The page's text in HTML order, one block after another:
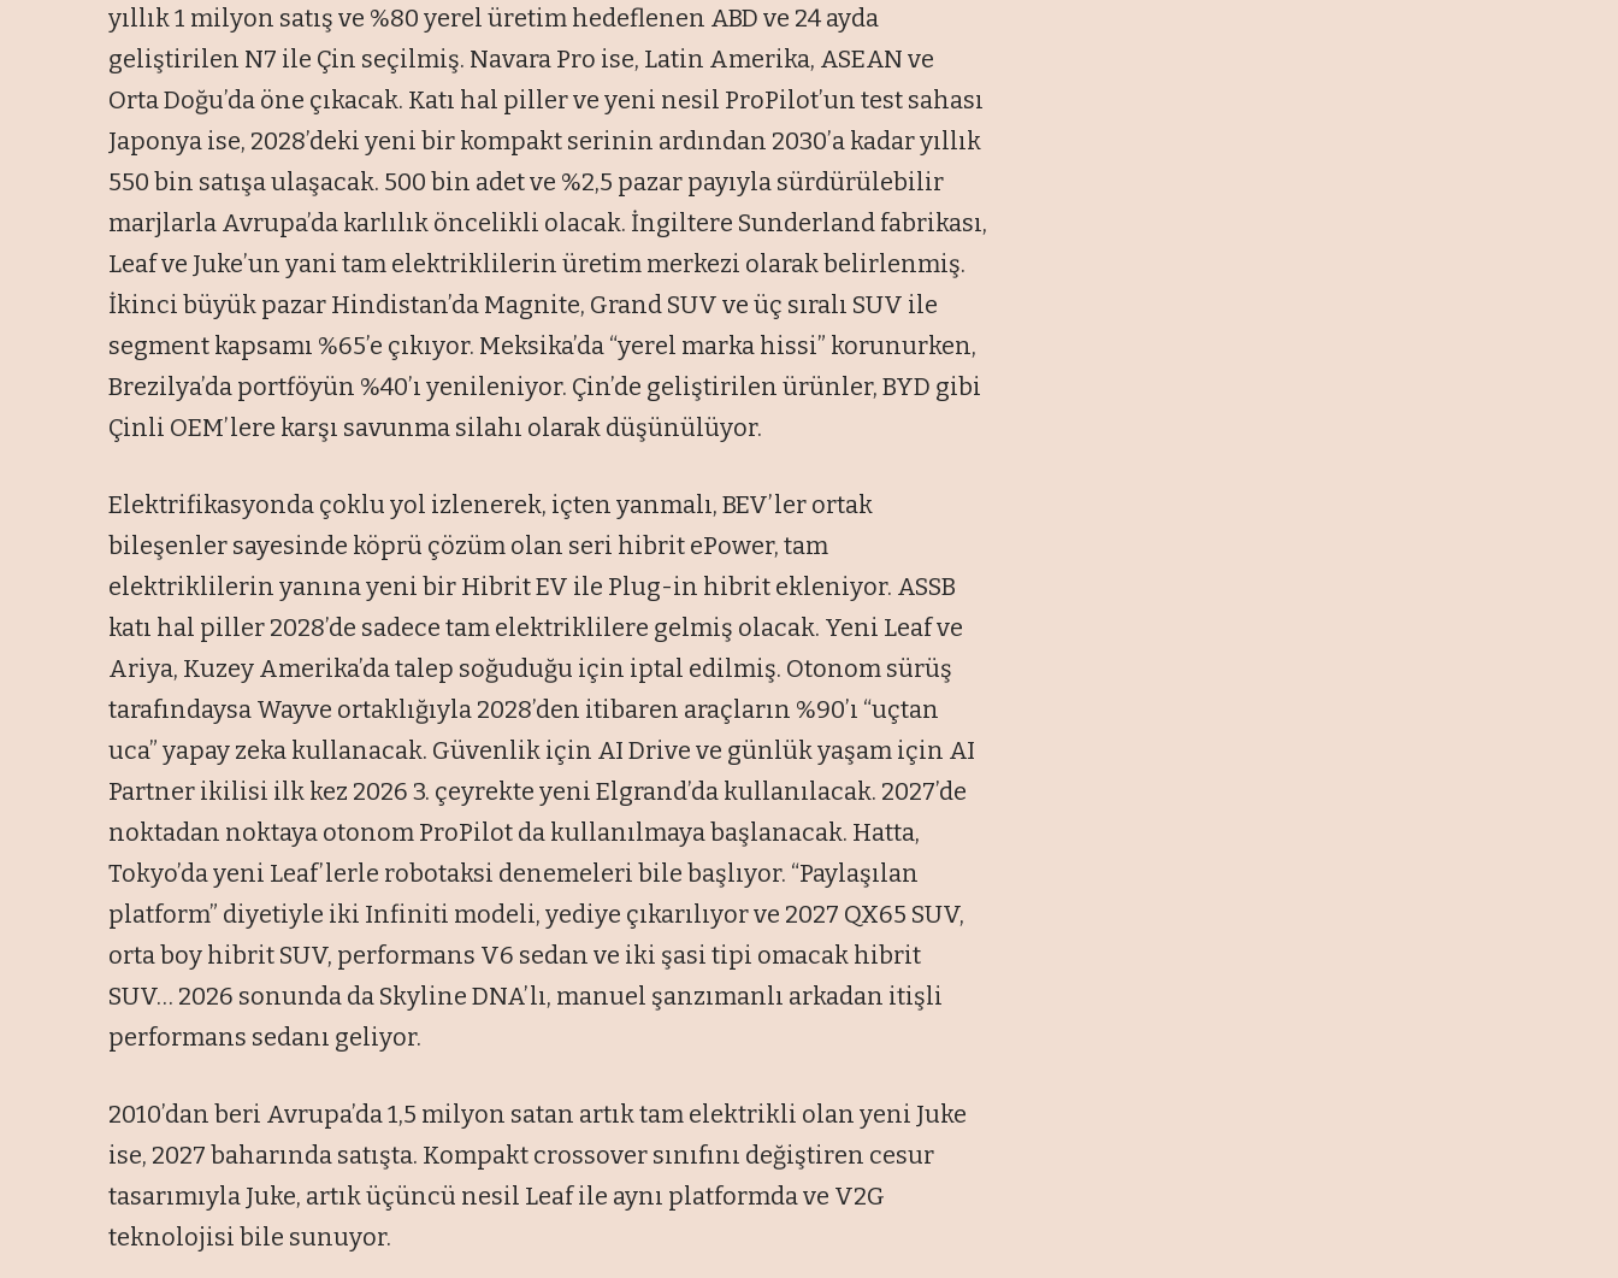
yıllık 1 milyon satış ve %80 yerel üretim hedeflenen ABD ve 24 ayda
geliştirilen N7 ile Çin seçilmiş. Navara Pro ise, Latin Amerika, ASEAN ve
Orta Doğu’da öne çıkacak. Katı hal piller ve yeni nesil ProPilot’un test sahası
Japonya ise, 2028’deki yeni bir kompakt serinin ardından 2030’a kadar yıllık
550 bin satışa ulaşacak. 500 bin adet ve %2,5 pazar payıyla sürdürülebilir
marjlarla Avrupa’da karlılık öncelikli olacak. İngiltere Sunderland fabrikası,
Leaf ve Juke’un yani tam elektriklilerin üretim merkezi olarak belirlenmiş.
İkinci büyük pazar Hindistan’da Magnite, Grand SUV ve üç sıralı SUV ile
segment kapsamı %65’e çıkıyor. Meksika’da “yerel marka hissi” korunurken,
Brezilya’da portföyün %40’ı yenileniyor. Çin’de geliştirilen ürünler, BYD gibi
Çinli OEM’lere karşı savunma silahı olarak düşünülüyor.
Elektrifikasyonda çoklu yol izlenerek, içten yanmalı, BEV’ler ortak
bileşenler sayesinde köprü çözüm olan seri hibrit ePower, tam
elektriklilerin yanına yeni bir Hibrit EV ile Plug-in hibrit ekleniyor. ASSB
katı hal piller 2028’de sadece tam elektriklilere gelmiş olacak. Yeni Leaf ve
Ariya, Kuzey Amerika’da talep soğuduğu için iptal edilmiş. Otonom sürüş
tarafındaysa Wayve ortaklığıyla 2028’den itibaren araçların %90’ı “uçtan
uca” yapay zeka kullanacak. Güvenlik için AI Drive ve günlük yaşam için AI
Partner ikilisi ilk kez 2026 3. çeyrekte yeni Elgrand’da kullanılacak. 2027’de
noktadan noktaya otonom ProPilot da kullanılmaya başlanacak. Hatta,
Tokyo’da yeni Leaf’lerle robotaksi denemeleri bile başlıyor. “Paylaşılan
platform” diyetiyle iki Infiniti modeli, yediye çıkarılıyor ve 2027 QX65 SUV,
orta boy hibrit SUV, performans V6 sedan ve iki şasi tipi omacak hibrit
SUV… 2026 sonunda da Skyline DNA’lı, manuel şanzımanlı arkadan itişli
performans sedanı geliyor.
2010’dan beri Avrupa’da 1,5 milyon satan artık tam elektrikli olan yeni Juke
ise, 2027 baharında satışta. Kompakt crossover sınıfını değiştiren cesur
tasarımıyla Juke, artık üçüncü nesil Leaf ile aynı platformda ve V2G
teknolojisi bile sunuyor.